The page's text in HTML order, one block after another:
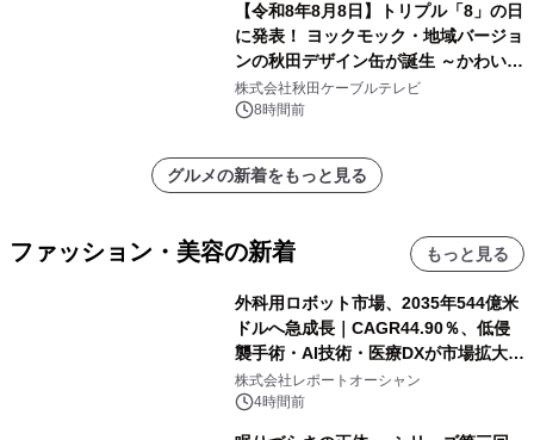
【令和8年8月8日】トリプル「8」の日
に発表！ ヨックモック・地域バージョ
ンの秋田デザイン缶が誕生 ～かわいい
秋田犬の子犬と秋田の四季と名所を巡
るパッケージ～ 9月1日(火)秋田県内で
株式会社秋田ケーブルテレビ
8時間前
グルメの新着をもっと見る
ファッション・美容の新着 もっと見る
外科用ロボット市場、2035年544億米
ドルへ急成長｜CAGR44.90％、低侵
襲手術・AI技術・医療DXが市場拡大を
牽引
株式会社レポートオーシャン
4時間前